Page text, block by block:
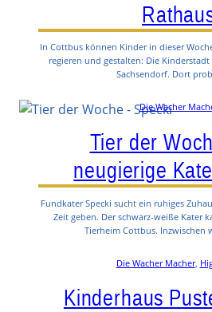
In Cottbus können Kinder in dieser
regieren und gestalten: Die
Sachsendorf. Dort
Die Wacher
Tier der
neugierige
Fundkater Specki sucht ein ruhiges
Zeit geben. Der schwarz-weiße Kater
Tierheim Cottbus. Inzwischen
Die Wacher Macher,
Kinderhaus